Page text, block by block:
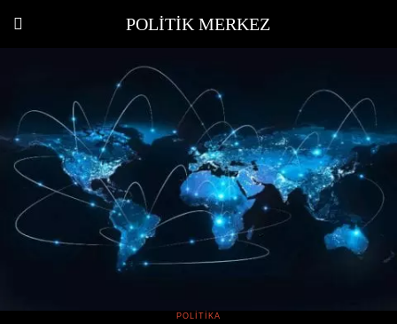
POLITIK MERKEZ
POLITIKA